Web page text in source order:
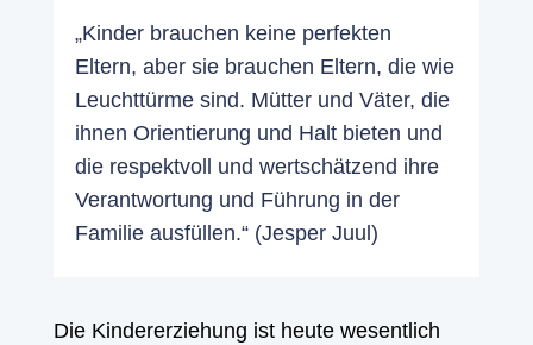
„Kinder brauchen keine perfekten
Eltern, aber sie brauchen Eltern, die wie
Leuchttürme sind. Mütter und Väter, die
ihnen Orientierung und Halt bieten und
die respektvoll und wertschätzend ihre
Verantwortung und Führung in der
Familie ausfüllen.“ (Jesper Juul)
Die Kindererziehung ist heute wesentlich